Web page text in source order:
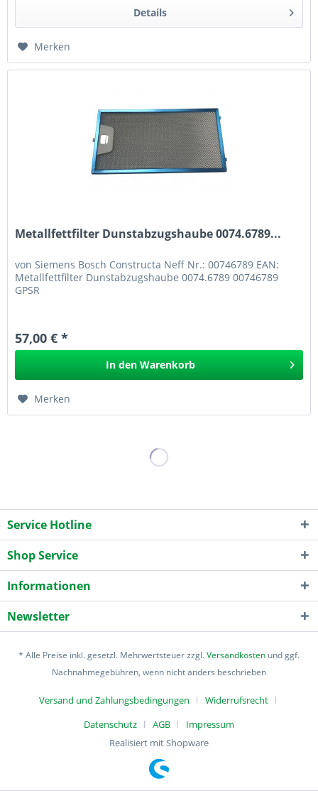
Details
Merken
Metallfettfilter Dunstabzugshaube 0074.6789...
von Siemens Bosch Constructa Neff Nr.: 00746789 EAN:
Metallfettfilter Dunstabzugshaube 0074.6789 00746789
GPSR
57,00 € *
In den Warenkorb
Merken
Service Hotline
Shop Service
Informationen
Newsletter
* Alle Preise inkl. gesetzl. Mehrwertsteuer zzgl.Versandkosten und ggf.
Nachnahmegebühren, wenn nicht anders beschrieben
Versand und Zahlungsbedingungen
Widerrufsrecht
Datenschutz
AGB
Impressum
Realisiert mit Shopware